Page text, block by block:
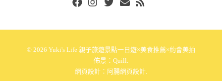
© 2026 Yuki's Life 親子旅遊景點一日遊×美食推薦×約會美拍
佈景： Quill.
網頁設計： 阿腸網頁設計.